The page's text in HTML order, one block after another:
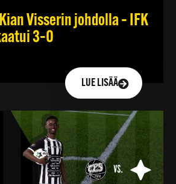
Visserin johdolla – IFK
3–0
LUE LISÄÄ